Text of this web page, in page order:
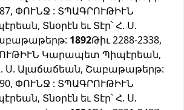
ՓՈՒՆՋ : ՏՊԱԳՐՈՒԹԻՒՆ
Տնօրէն եւ Տէր՝ Հ. Ս.
1892Թիւ 2288-2338,
Կարապետ Պիպէրեան,
Հ. Ս. Ալաճաճեան, Շաբաթաթերթ:
ՓՈՒՆՋ : ՏՊԱԳՐՈՒԹԻՒՆ
Տնօրէն եւ Տէր՝ Հ. Ս.